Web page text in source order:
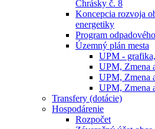
Chrásky č. 8
Koncepcia rozvoja
energetiky
Program
Územný plán mesta
UPM -
UPM, Zmena
UPM, Zmena
UPM, Zmena
Transfery (dotácie)
Hospodárenie
Rozpočet